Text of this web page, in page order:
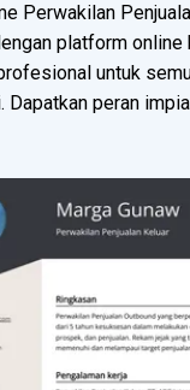
Perwakilan
platform online
untuk
peran